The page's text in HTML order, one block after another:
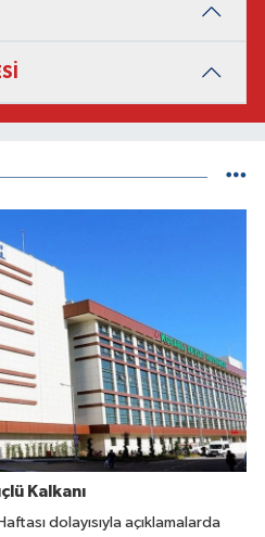
Kalkanı
dolayısıyla açıklamalarda